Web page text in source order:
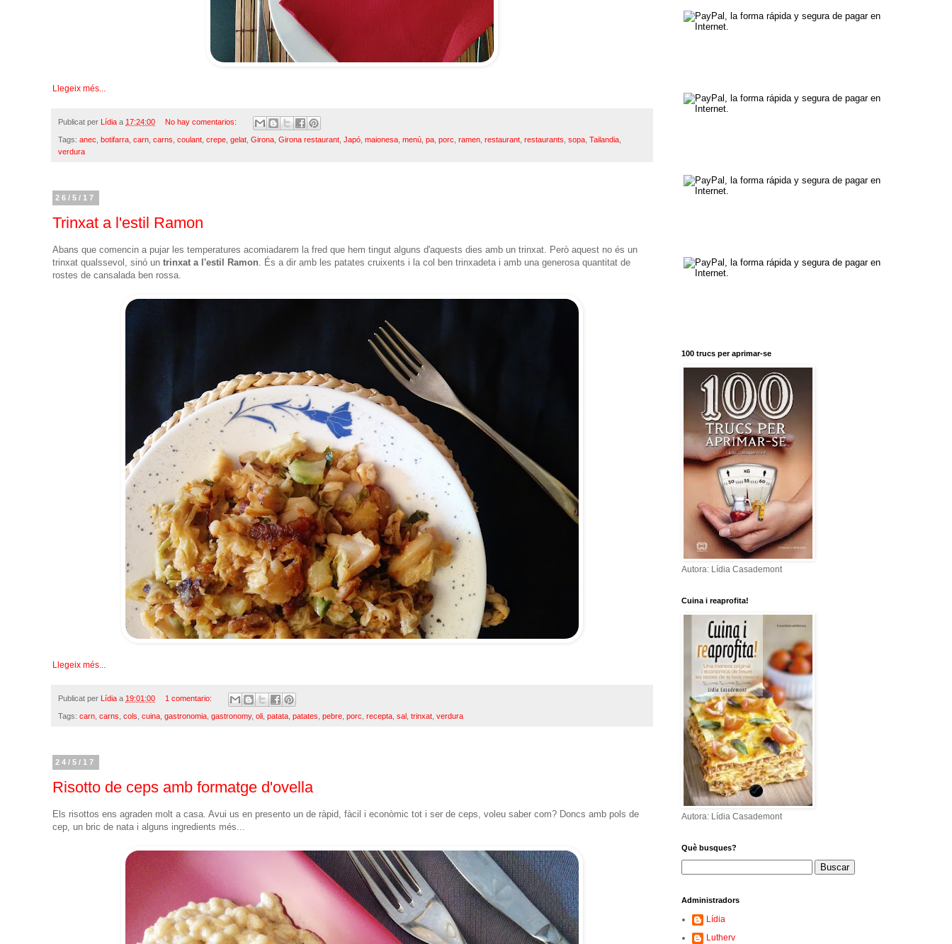
Llegeix més...
Publicat per Lídia a 17:24:00 No hay comentarios:
Tags: anec botifarra carn carns coulant crepe gelat Girona Girona restaurant Japó maionesa menú pa porc ramen restaurant restaurants sopa Tailandia
verdura
26/5/17
Trinxat a l'estil Ramon
Abans que comencin a pujar les temperatures acomiadarem la fred que hem tingut alguns d'aquests dies amb un trinxat. Però aquest no és un
trinxat qualssevol, sinó un trinxat a l'estil Ramon. És a dir amb les patates cruixents i la col ben trinxadeta i amb una generosa quantitat de
rostes de cansalada ben rossa.
Llegeix més...
Publicat per Lídia a 19:01:00 1 comentario:
Tags: carn carns cols cuina gastronomia gastronomy, oli patata patates pebre porc recepta sal trinxat verdura
24/5/17
Risotto de ceps amb formatge d'ovella
Els risottos ens agraden molt a casa. Avui us en presento un de ràpid, fàcil i econòmic tot i ser de ceps, voleu saber com? Doncs amb pols de
cep, un bric de nata i alguns ingredients més...
100 trucs per aprimar-se
Autora: Lídia Casademont
Cuina i reaprofita!
Autora: Lídia Casademont
Què busques?
Administradors
Lídia
Lutherv